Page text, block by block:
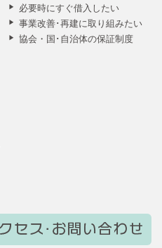
必要時にすぐ借入したい
事業改善･再建に取り組みたい
協会・国･自治体の保証制度